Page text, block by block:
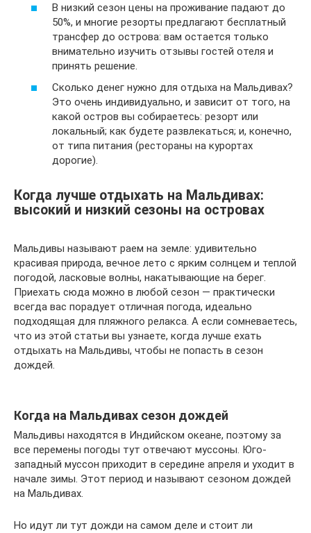
В низкий сезон цены на проживание падают до
50%, и многие резорты предлагают бесплатный
трансфер до острова: вам остается только
внимательно изучить отзывы гостей отеля и
принять решение.
Сколько денег нужно для отдыха на Мальдивах?
Это очень индивидуально, и зависит от того, на
какой остров вы собираетесь: резорт или
локальный; как будете развлекаться; и, конечно,
от типа питания (рестораны на курортах
дорогие).
Когда лучше отдыхать на Мальдивах:
высокий и низкий сезоны на островах
Мальдивы называют раем на земле: удивительно
красивая природа, вечное лето с ярким солнцем и теплой
погодой, ласковые волны, накатывающие на берег.
Приехать сюда можно в любой сезон — практически
всегда вас порадует отличная погода, идеально
подходящая для пляжного релакса. А если сомневаетесь,
что из этой статьи вы узнаете, когда лучше ехать
отдыхать на Мальдивы, чтобы не попасть в сезон
дождей.
Когда на Мальдивах сезон дождей
Мальдивы находятся в Индийском океане, поэтому за
все перемены погоды тут отвечают муссоны. Юго-
западный муссон приходит в середине апреля и уходит в
начале зимы. Этот период и называют сезоном дождей
на Мальдивах.
Но идут ли тут дожди на самом деле и стоит ли